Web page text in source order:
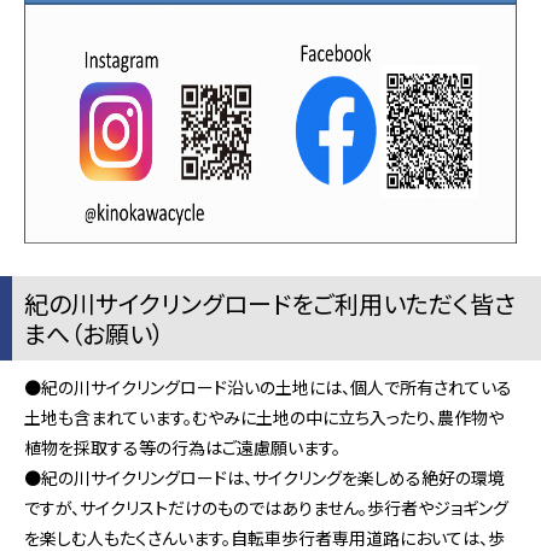
紀の川サイクリングロードをご利用いただく皆さ
まへ（お願い）
●紀の川サイクリングロード沿いの土地には、個人で所有されている
土地も含まれています。むやみに土地の中に立ち入ったり、農作物や
植物を採取する等の行為はご遠慮願います。
●紀の川サイクリングロードは、サイクリングを楽しめる絶好の環境
ですが、サイクリストだけのものではありません。歩行者やジョギング
を楽しむ人もたくさんいます。自転車歩行者専用道路においては、歩